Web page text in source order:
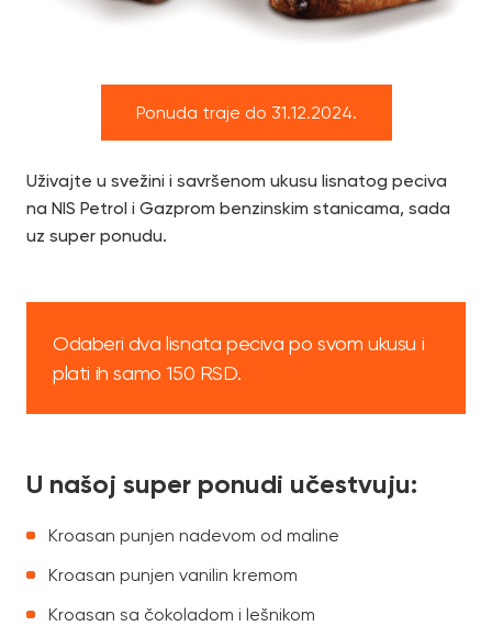
Ponuda traje do 31.12.2024.
Uživajte u svežini i savršenom ukusu lisnatog peciva
na NIS Petrol i Gazprom benzinskim stanicama, sada
uz super ponudu.
Odaberi dva lisnata peciva po svom ukusu i
plati ih samo 150 RSD.
U našoj super ponudi učestvuju:
Kroasan punjen nadevom od maline
Kroasan punjen vanilin kremom
Kroasan sa čokoladom i lešnikom